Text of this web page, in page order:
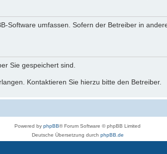
Software umfassen. Sofern der Betreiber in
Sie gespeichert sind.
Kontaktieren Sie hierzu bitte den Betreiber.
Powered by phpBB® Forum Software © phpBB Limited
Deutsche Übersetzung durch phpBB.de